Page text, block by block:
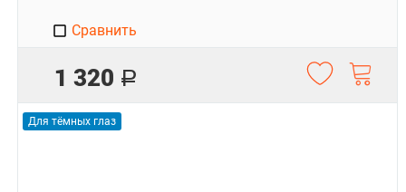
1 320 Р
Сравнить
Для тёмных глаз